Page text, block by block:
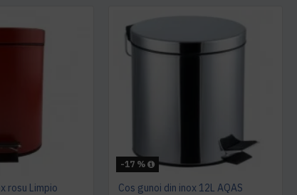
rosu Limpio
-17 %
Cos gunoi din inox 12L AQAS